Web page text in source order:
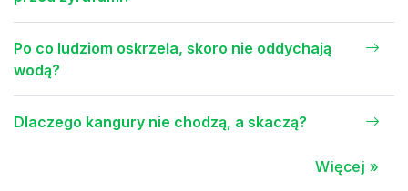
Po co ludziom oskrzela, skoro nie oddychają
wodą?
Dlaczego kangury nie chodzą, a skaczą?
Więcej »